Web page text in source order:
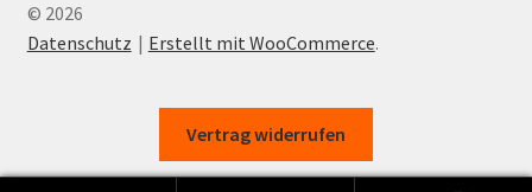
© 2026
Datenschutz
Erstellt mit WooCommerce.
Vertrag widerrufen